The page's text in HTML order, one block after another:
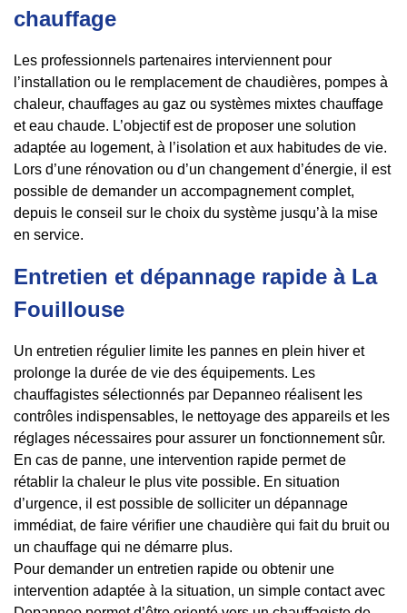
chauffage
Les professionnels partenaires interviennent pour
l’installation ou le remplacement de chaudières, pompes à
chaleur, chauffages au gaz ou systèmes mixtes chauffage
et eau chaude. L’objectif est de proposer une solution
adaptée au logement, à l’isolation et aux habitudes de vie.
Lors d’une rénovation ou d’un changement d’énergie, il est
possible de demander un accompagnement complet,
depuis le conseil sur le choix du système jusqu’à la mise
en service.
Entretien et dépannage rapide à La
Fouillouse
Un entretien régulier limite les pannes en plein hiver et
prolonge la durée de vie des équipements. Les
chauffagistes sélectionnés par Depanneo réalisent les
contrôles indispensables, le nettoyage des appareils et les
réglages nécessaires pour assurer un fonctionnement sûr.
En cas de panne, une intervention rapide permet de
rétablir la chaleur le plus vite possible. En situation
d’urgence, il est possible de solliciter un dépannage
immédiat, de faire vérifier une chaudière qui fait du bruit ou
un chauffage qui ne démarre plus.
Pour demander un entretien rapide ou obtenir une
intervention adaptée à la situation, un simple contact avec